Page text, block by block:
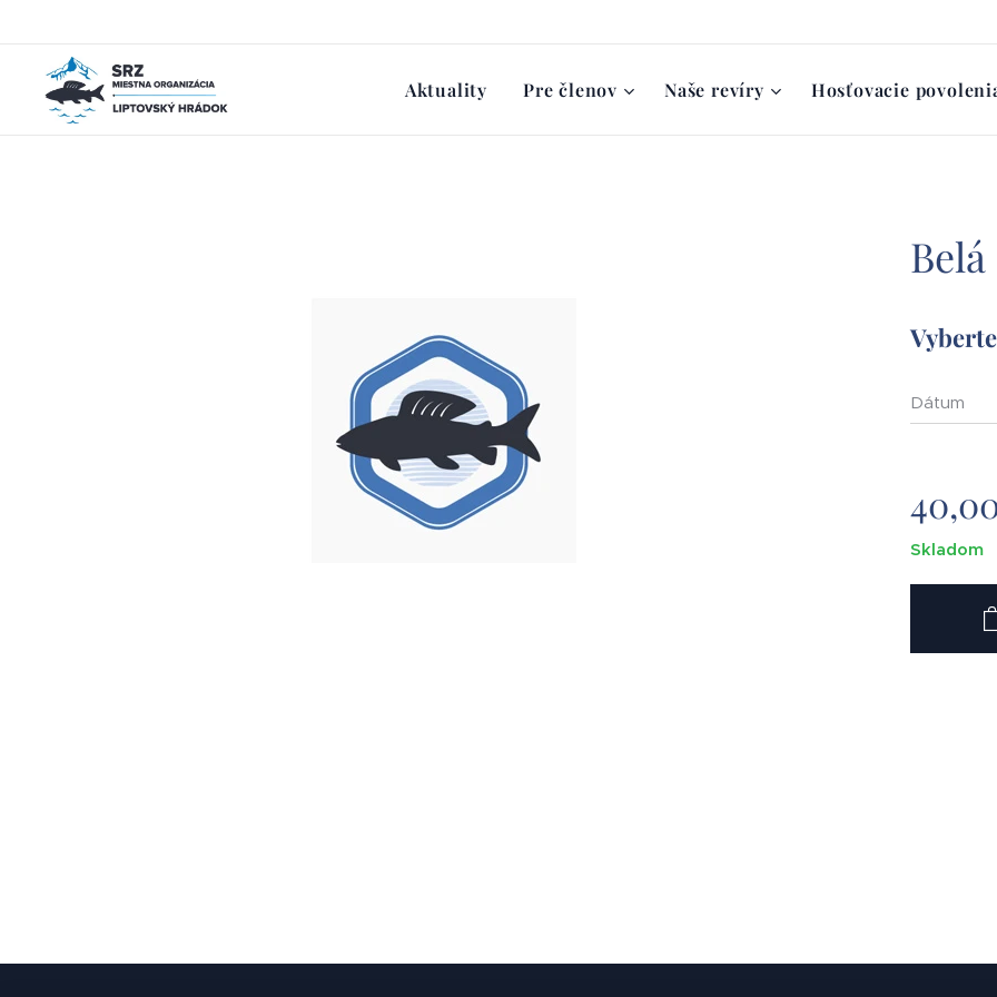
Aktuality Pre členov Naše revíry Hosťovacie
Dátum
Skladom